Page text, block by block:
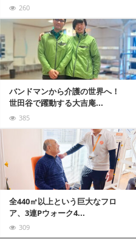
260
バンドマンから介護の世界へ！
世田谷で躍動する大吉庵...
385
全440㎡以上という巨大なフロ
ア、3連Pウォーク4...
309